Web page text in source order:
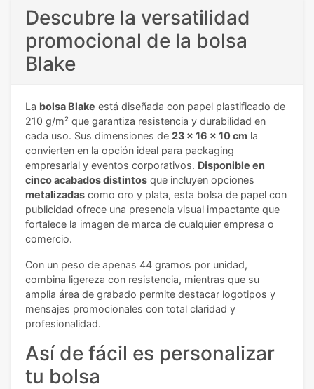
Descubre la versatilidad
promocional de la bolsa
Blake
La bolsa Blake está diseñada con papel plastificado de
210 g/m² que garantiza resistencia y durabilidad en
cada uso. Sus dimensiones de 23 x 16 x 10 cm la
convierten en la opción ideal para packaging
empresarial y eventos corporativos. Disponible en
cinco acabados distintos que incluyen opciones
metalizadas como oro y plata, esta bolsa de papel con
publicidad ofrece una presencia visual impactante que
fortalece la imagen de marca de cualquier empresa o
comercio.
Con un peso de apenas 44 gramos por unidad,
combina ligereza con resistencia, mientras que su
amplia área de grabado permite destacar logotipos y
mensajes promocionales con total claridad y
profesionalidad.
Así de fácil es personalizar
tu bolsa